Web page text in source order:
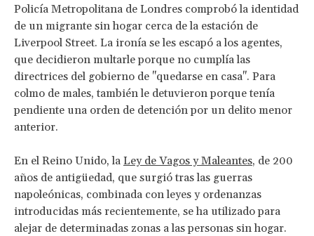
Policía Metropolitana de Londres comprobó la identidad
de un migrante sin hogar cerca de la estación de
Liverpool Street. La ironía se les escapó a los agentes,
que decidieron multarle porque no cumplía las
directrices del gobierno de "quedarse en casa". Para
colmo de males, también le detuvieron porque tenía
pendiente una orden de detención por un delito menor
anterior.
En el Reino Unido, la Ley de Vagos y Maleantes, de 200
años de antigüedad, que surgió tras las guerras
napoleónicas, combinada con leyes y ordenanzas
introducidas más recientemente, se ha utilizado para
alejar de determinadas zonas a las personas sin hogar.